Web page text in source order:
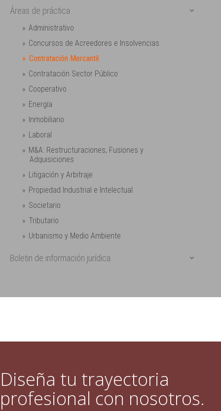
Áreas de práctica
Administrativo
Concursos de Acreedores e Insolvencias
Contratación Mercantil
Contratación Sector Público
Cooperativo
Energía
Inmobiliario
Laboral
M&A: Restructuraciones, Fusiones y
Adquisiciones
Litigación y Arbitraje
Propiedad Industrial e Intelectual
Societario
Tributario
Urbanismo y Medio Ambiente
Boletin de información jurídica
Diseña tu trayectoria
profesional con nosotros.